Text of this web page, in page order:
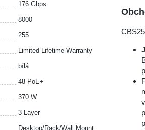
176 Gbps
8000
255
Limited Lifetime Warranty
bílá
48 PoE+
370 W
3 Layer
Desktop/Rack/Wall Mount